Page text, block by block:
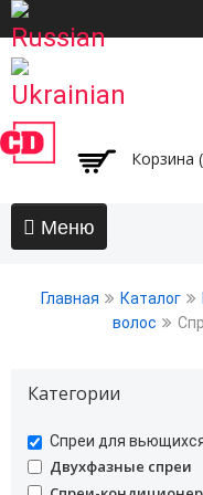
Корзина
Бальзамы и
Воски, пасты, глина,
Гели для волос
Главная Каталог
волос
Категории
undefined
Спреи для
undefined
Двухфазные спреи
undefined